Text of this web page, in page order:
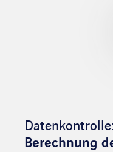
Datenkontrolle:
Berechnung